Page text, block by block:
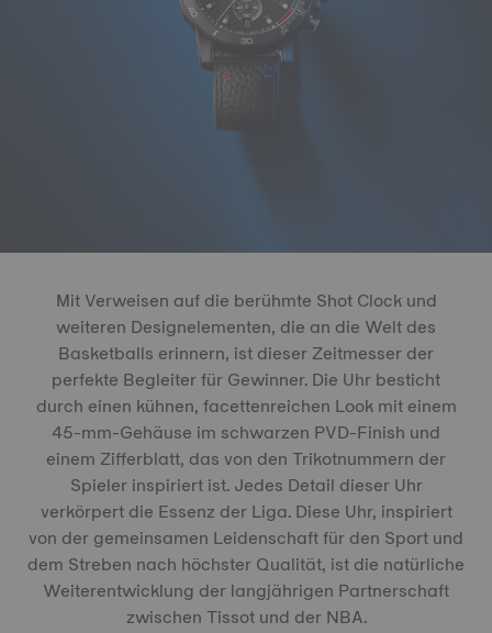
Mit Verweisen auf die berühmte Shot Clock und
weiteren Designelementen, die an die Welt des
Basketballs erinnern, ist dieser Zeitmesser der
perfekte Begleiter für Gewinner. Die Uhr besticht
durch einen kühnen, facettenreichen Look mit einem
45-mm-Gehäuse im schwarzen PVD-Finish und
einem Zifferblatt, das von den Trikotnummern der
Spieler inspiriert ist. Jedes Detail dieser Uhr
verkörpert die Essenz der Liga. Diese Uhr, inspiriert
von der gemeinsamen Leidenschaft für den Sport und
dem Streben nach höchster Qualität, ist die natürliche
Weiterentwicklung der langjährigen Partnerschaft
zwischen Tissot und der NBA.